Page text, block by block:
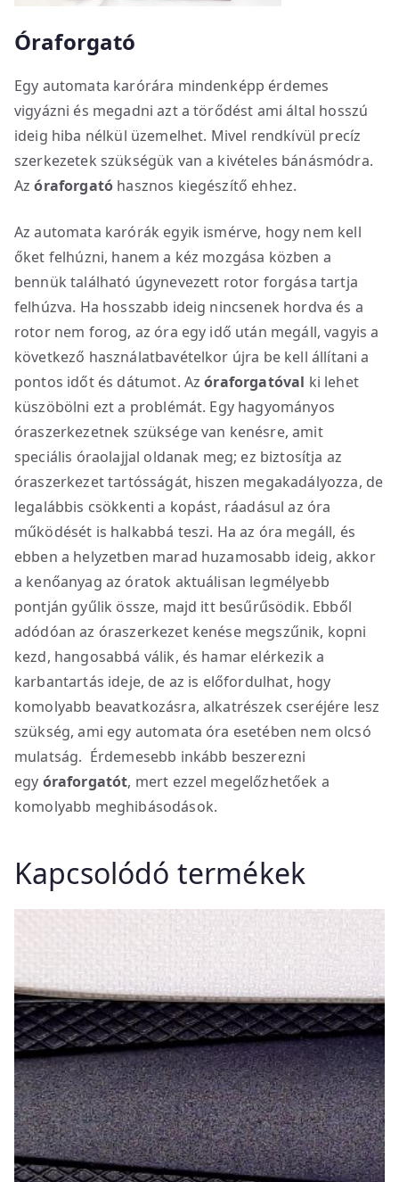
Óraforgató
Egy automata karórára mindenképp érdemes
vigyázni és megadni azt a törődést ami által hosszú
ideig hiba nélkül üzemelhet. Mivel rendkívül precíz
szerkezetek szükségük van a kivételes bánásmódra.
Azóraforgató hasznos kiegészítő ehhez.
Az automata karórák egyik ismérve, hogy nem kell
őket felhúzni, hanem a kéz mozgása közben a
bennük található úgynevezett rotor forgása tartja
felhúzva. Ha hosszabb ideig nincsenek hordva és a
rotor nem forog, az óra egy idő után megáll, vagyis a
következő használatbavételkor újra be kell állítani a
pontos időt és dátumot. Azóraforgatóval ki lehet
küszöbölni ezt a problémát. Egy hagyományos
óraszerkezetnek szüksége van kenésre, amit
speciális óraolajjal oldanak meg; ez biztosítja az
óraszerkezet tartósságát, hiszen megakadályozza, de
legalábbis csökkenti a kopást, ráadásul az óra
működését is halkabbá teszi. Ha az óra megáll, és
ebben a helyzetben marad huzamosabb ideig, akkor
a kenőanyag az óratok aktuálisan legmélyebb
pontján gyűlik össze, majd itt besűrűsödik. Ebből
adódóan az óraszerkezet kenése megszűnik, kopni
kezd, hangosabbá válik, és hamar elérkezik a
karbantartás ideje, de az is előfordulhat, hogy
komolyabb beavatkozásra, alkatrészek cseréjére lesz
szükség, ami egy automata óra esetében nem olcsó
mulatság. Érdemesebb inkább beszerezni
egy óraforgatót, mert ezzel megelőzhetőek a
komolyabb meghibásodások.
Kapcsolódó termékek